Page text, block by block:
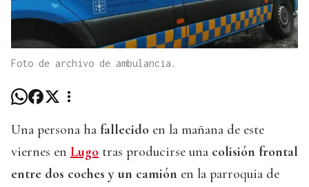
Foto de archivo de ambulancia.
Una persona ha fallecido en la mañana de este
viernes en Lugo tras producirse una colisión frontal
entre dos coches y un camión en la parroquia de